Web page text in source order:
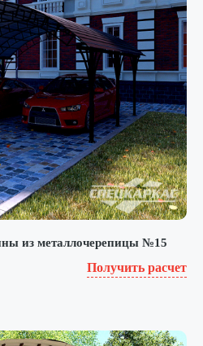
из металлочерепицы №15
Получить расчет